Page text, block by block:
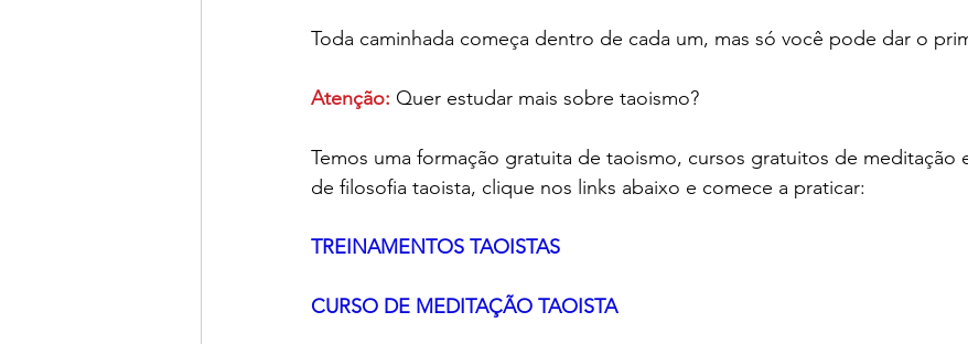
Toda caminhada começa dentro de cada um, mas só você pode dar o
Atenção: Quer estudar mais sobre taoismo?
Temos uma formação gratuita de taoismo, cursos gratuitos de meditação
de filosofia taoista, clique nos links abaixo e comece a praticar:
TREINAMENTOS TAOISTAS
CURSO DE MEDITAÇÃO TAOISTA